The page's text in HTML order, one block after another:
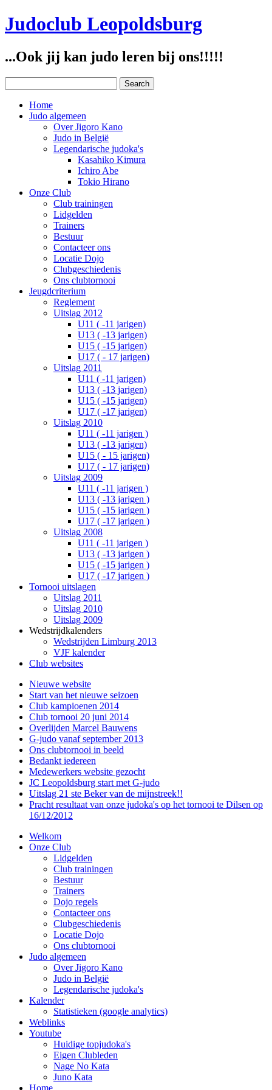
Judoclub Leopoldsburg
...Ook jij kan judo leren bij ons!!!!!
Home
Judo algemeen
Over Jigoro Kano
Judo in België
Legendarische judoka's
Kasahiko Kimura
Ichiro Abe
Tokio Hirano
Onze Club
Club trainingen
Lidgelden
Trainers
Bestuur
Contacteer ons
Locatie Dojo
Clubgeschiedenis
Ons clubtornooi
Jeugdcriterium
Reglement
Uitslag 2012
U11 ( -11 jarigen)
U13 ( -13 jarigen)
U15 ( -15 jarigen)
U17 ( - 17 jarigen)
Uitslag 2011
U11 ( -11 jarigen)
U13 ( -13 jarigen)
U15 ( -15 jarigen)
U17 ( -17 jarigen)
Uitslag 2010
U11 ( -11 jarigen )
U13 ( -13 jarigen)
U15 ( - 15 jarigen)
U17 ( - 17 jarigen)
Uitslag 2009
U11 ( -11 jarigen )
U13 ( -13 jarigen )
U15 ( -15 jarigen )
U17 ( -17 jarigen )
Uitslag 2008
U11 ( -11 jarigen )
U13 ( -13 jarigen )
U15 ( -15 jarigen )
U17 ( -17 jarigen )
Tornooi uitslagen
Uitslag 2011
Uitslag 2010
Uitslag 2009
Wedstrijdkalenders
Wedstrijden Limburg 2013
VJF kalender
Club websites
Nieuwe website
Start van het nieuwe seizoen
Club kampioenen 2014
Club tornooi 20 juni 2014
Overlijden Marcel Bauwens
G-judo vanaf september 2013
Ons clubtornooi in beeld
Bedankt iedereen
Medewerkers website gezocht
JC Leopoldsburg start met G-judo
Uitslag 21 ste Beker van de mijnstreek!!
Pracht resultaat van onze judoka's op het tornooi te Dilsen op
16/12/2012
Welkom
Onze Club
Lidgelden
Club trainingen
Bestuur
Trainers
Dojo regels
Contacteer ons
Clubgeschiedenis
Locatie Dojo
Ons clubtornooi
Judo algemeen
Over Jigoro Kano
Judo in België
Legendarische judoka's
Kalender
Statistieken (google analytics)
Weblinks
Youtube
Huidige topjudoka's
Eigen Clubleden
Nage No Kata
Juno Kata
Home